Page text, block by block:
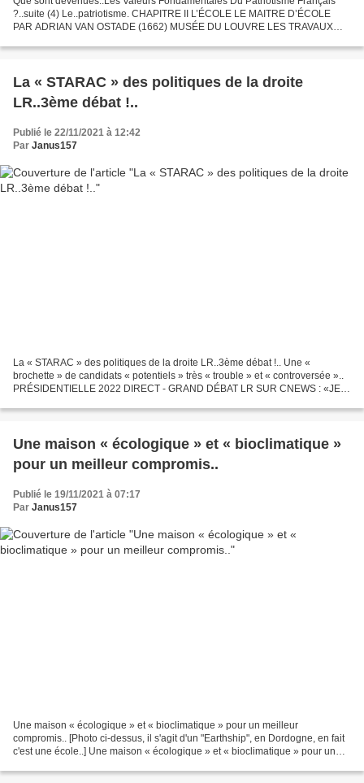
?..suite (4) Le..patriotisme. CHAPITRE II L’ÉCOLE LE MAITRE D’ÉCOLE
PAR ADRIAN VAN OSTADE (1662) MUSÉE DU LOUVRE LES TRAVAUX
POINT...
La « STARAC » des politiques de la droite
LR..3ème débat !..
Publié le 22/11/2021 à 12:42
Par Janus157
La « STARAC » des politiques de la droite LR..3ème débat !.. Une «
brochette » de candidats « potentiels » très « trouble » et « controversée »..
PRÉSIDENTIELLE 2022 DIRECT - GRAND DÉBAT LR SUR CNEWS : «JE
Une maison « écologique » et « bioclimatique »
pour un meilleur compromis..
Publié le 19/11/2021 à 07:17
Par Janus157
Une maison « écologique » et « bioclimatique » pour un meilleur
compromis.. [Photo ci-dessus, il s'agit d'un "Earthship", en Dordogne, en fait
c'est une école..] Une maison « écologique » et « bioclimatique » pour un